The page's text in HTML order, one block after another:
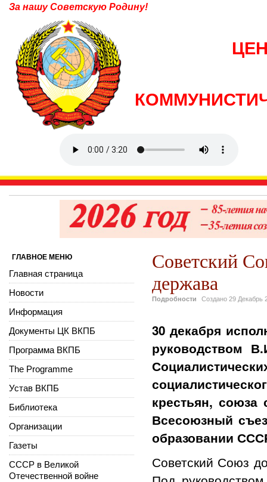
За нашу Советскую Родину!
Советский
держава
Подробности Создано 29 Декабрь
30 декабря
руководством
крестьян,
Всесоюзный
образовании
Советский Союз
ГЛАВНОЕ МЕНЮ
Главная страница
Новости
Информация
Документы ЦК ВКПБ
Программа ВКПБ
The Programme
Устав ВКПБ
Библиотека
Организации
Газеты
СССР в Великой
Отечественной войне